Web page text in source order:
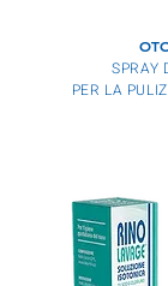
SPRAY
PER LA